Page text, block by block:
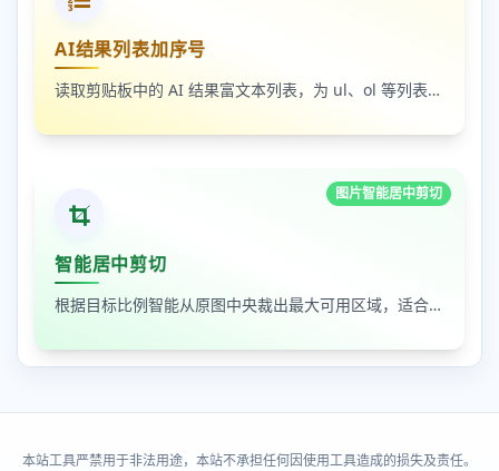
AI结果列表加序号
读取剪贴板中的 AI 结果富文本列表，为 ul、ol 等列表自动补 1-N 序号，支持富文本和纯文本输出
图片智能居中剪切
智能居中剪切
根据目标比例智能从原图中央裁出最大可用区域，适合封面图、缩略图和平台尺寸适配
本站工具严禁用于非法用途，本站不承担任何因使用工具造成的损失及责任。